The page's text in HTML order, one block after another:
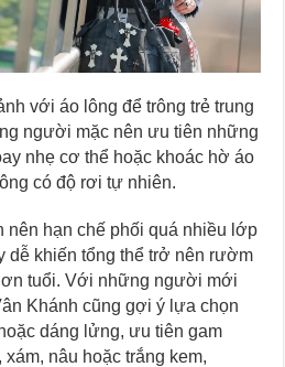
với áo lông để trông trẻ trung
người mặc nên ưu tiên những
nhẹ cơ thể hoặc khoác hờ áo
có độ rơi tự nhiên.
nên hạn chế phối quá nhiều lớp
dễ khiến tổng thể trở nên rườm
tuổi. Với những người mới
Khánh cũng gợi ý lựa chọn
dáng lửng, ưu tiên gam
nâu hoặc trắng kem,